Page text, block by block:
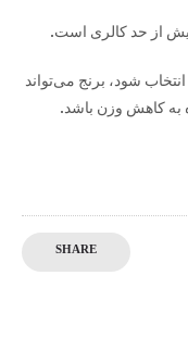
از حد کالری است.
شود، برنج می‌تواند
به کاهش وزن باشد.
SHARE